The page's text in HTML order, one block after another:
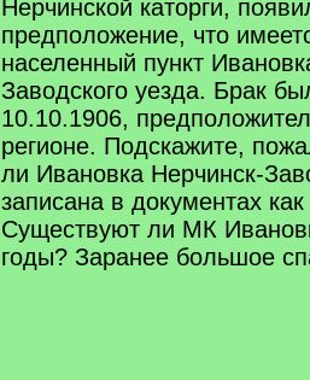
Нерчинской каторги,
предположение, что
населенный пункт
Заводского уезда. Брак
10.10.1906,
регионе. Подскажите,
ли Ивановка Нерчинск-
записана в документах
Существуют ли МК
годы? Заранее большое